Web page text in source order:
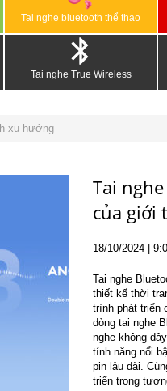
Tai nghe bluetooth thể thao
Tai nghe True Wireless
xu hướng
Tai
của giới
18/10/2024 |
Tai nghe
thiết kế thời
trình phát triển
dòng tai nghe
nghe không
tính năng nổi
pin lâu dài.
triển trong